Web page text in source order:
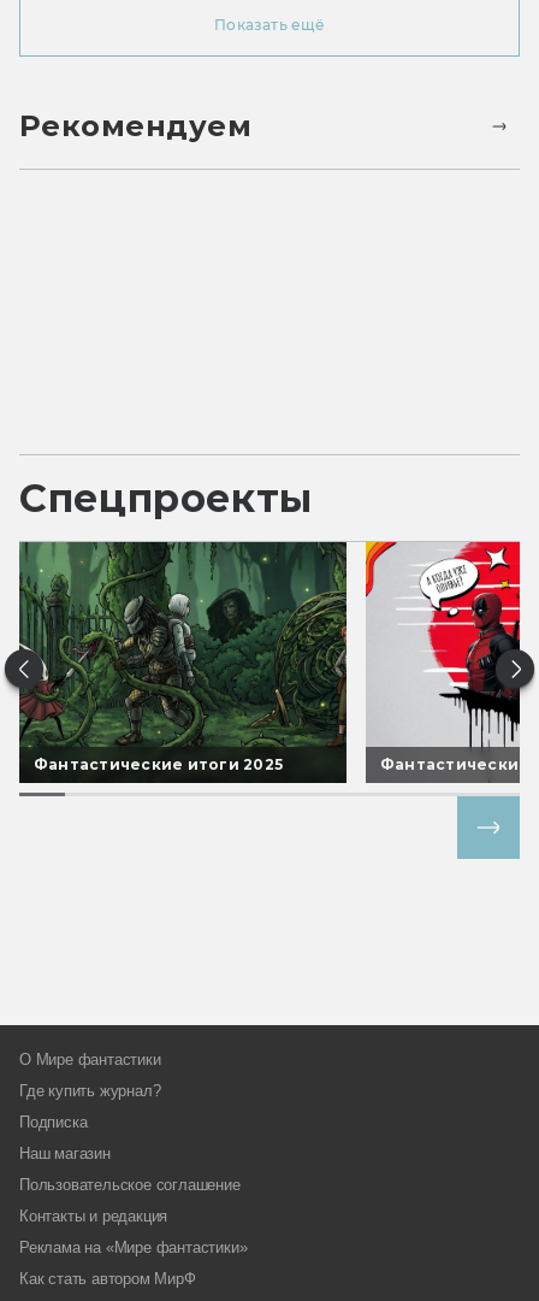
Показать ещё
Рекомендуем
Спецпроекты
Фантастические итоги 2025 Фантастические
О Мире фантастики
Где купить журнал?
Подписка
Наш магазин
Пользовательское соглашение
Контакты и редакция
Реклама на «Мире фантастики»
Как стать автором МирФ